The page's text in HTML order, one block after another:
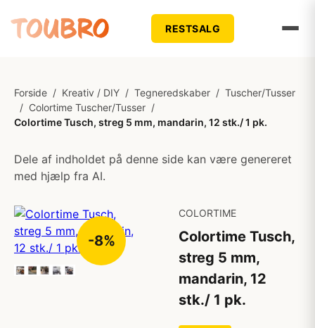
RESTSALG
Forside / Kreativ / DIY / Tegneredskaber / Tuscher/Tusser
/ Colortime Tuscher/Tusser /
Colortime Tusch, streg 5 mm, mandarin, 12 stk./ 1 pk.
Dele af indholdet på denne side kan være genereret
med hjælp fra AI.
-8%
COLORTIME
Colortime Tusch,
streg 5 mm,
mandarin, 12
stk./ 1 pk.